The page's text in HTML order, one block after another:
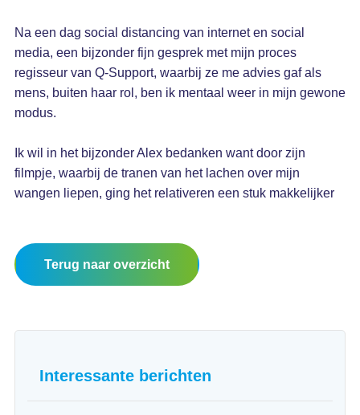
Na een dag social distancing van internet en social
media, een bijzonder fijn gesprek met mijn proces
regisseur van Q-Support, waarbij ze me advies gaf als
mens, buiten haar rol, ben ik mentaal weer in mijn gewone
modus.
Ik wil in het bijzonder Alex bedanken want door zijn
filmpje, waarbij de tranen van het lachen over mijn
wangen liepen, ging het relativeren een stuk makkelijker
Terug naar overzicht
Interessante berichten